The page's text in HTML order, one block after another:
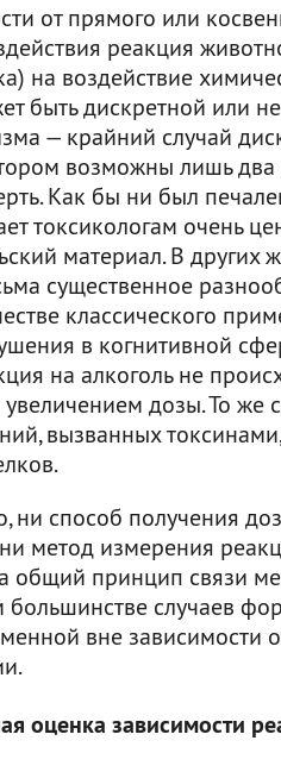
от прямого или
реакция
на воздействие
быть дискретной или
— крайний случай
возможны лишь два
Как бы ни был
токсикологам очень
материал. В других
существенное
классического
в когнитивной
на алкоголь не
увеличением дозы. То же
вызванных
ни способ получения
метод измерения
общий принцип связи
случаев
вне зависимости
оценка зависимости